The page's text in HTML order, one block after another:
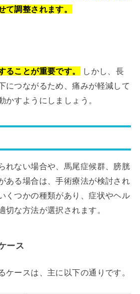
て調整されます。
ることが重要です。
しかし、長
につながるため、痛みが軽減して
かすようにしましょう。
れない場合や、馬尾症候群、膀胱
ある場合は、手術療法が検討され
くつかの種類があり、症状やヘル
切な方法が選択されます。
ース
ケースは、主に以下の通りです。